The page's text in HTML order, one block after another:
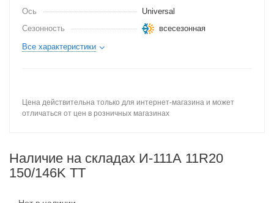
Ось
Universal
Сезонность
всесезонная
Все характеристики
Цена действительна только для интернет-магазина и может
отличаться от цен в розничных магазинах
Наличие на складах И-111А 11R20
150/146K TT